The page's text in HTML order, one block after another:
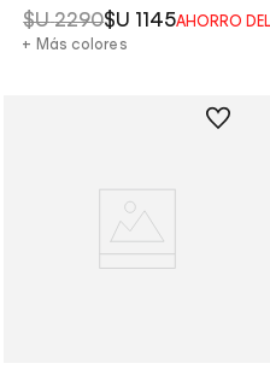
50%$U 2290$U 1145AHORRO
+ Más colores